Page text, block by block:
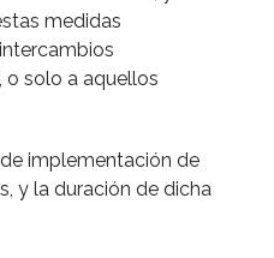
medidas
o solo a aquellos
de implementación de
y la duración de dicha